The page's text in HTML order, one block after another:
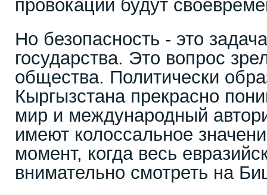
провокаций будут
Но безопасность - это
государства. Это вопрос
общества. Политически
Кыргызстана прекрасно
мир и международный
имеют колоссальное
момент, когда весь
внимательно смотреть на